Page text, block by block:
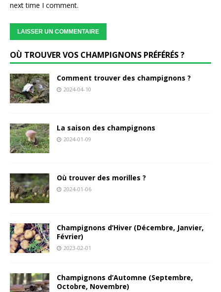
next time I comment.
OÙ TROUVER VOS CHAMPIGNONS PRÉFÉRÉS ?
Comment trouver des champignons ?
2024-04-10
La saison des champignons
2024-01-09
Où trouver des morilles ?
2024-01-06
Champignons d’Hiver (Décembre, Janvier,
Février)
2023-02-01
Champignons d’Automne (Septembre,
Octobre, Novembre)